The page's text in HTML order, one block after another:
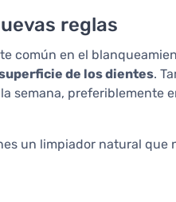
reglas
común en el
de los dientes.
semana, preferiblemente
un limpiador natural que